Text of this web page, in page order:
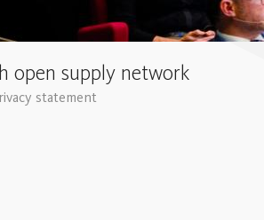
open supply network
statement